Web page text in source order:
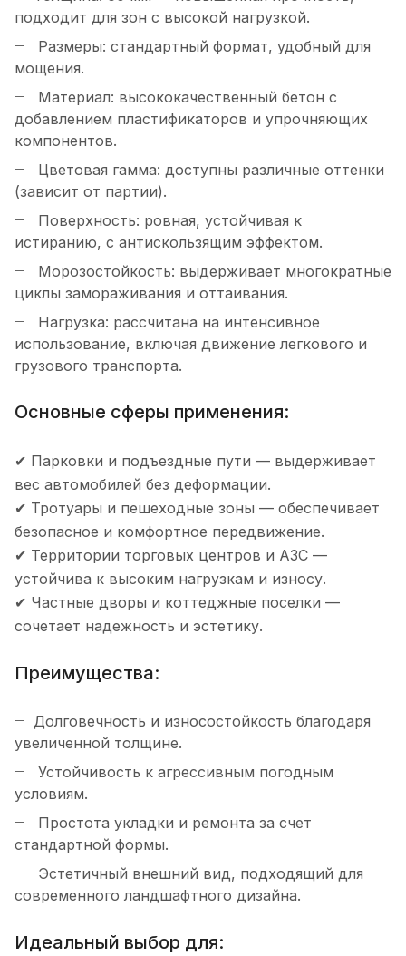
подходит для зон с высокой нагрузкой.
Размеры: стандартный формат, удобный для
мощения.
Материал: высококачественный бетон с
добавлением пластификаторов и упрочняющих
компонентов.
Цветовая гамма: доступны различные оттенки
(зависит от партии).
Поверхность: ровная, устойчивая к
истиранию, с антискользящим эффектом.
Морозостойкость: выдерживает многократные
циклы замораживания и оттаивания.
Нагрузка: рассчитана на интенсивное
использование, включая движение легкового и
грузового транспорта.
Основные сферы применения:
✔ Парковки и подъездные пути — выдерживает
вес автомобилей без деформации.
✔ Тротуары и пешеходные зоны — обеспечивает
безопасное и комфортное передвижение.
✔ Территории торговых центров и АЗС —
устойчива к высоким нагрузкам и износу.
✔ Частные дворы и коттеджные поселки —
сочетает надежность и эстетику.
Преимущества:
Долговечность и износостойкость благодаря
увеличенной толщине.
Устойчивость к агрессивным погодным
условиям.
Простота укладки и ремонта за счет
стандартной формы.
Эстетичный внешний вид, подходящий для
современного ландшафтного дизайна.
Идеальный выбор для: